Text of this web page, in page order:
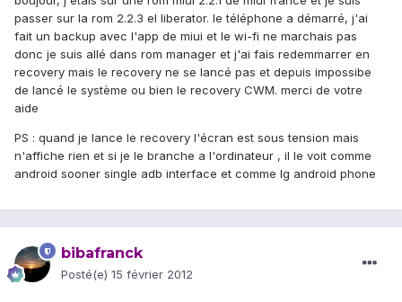
passer sur la rom 2.2.3 el liberator. le téléphone a démarré, j'ai
fait un backup avec l'app de miui et le wi-fi ne marchais pas
donc je suis allé dans rom manager et j'ai fais redemmarrer en
recovery mais le recovery ne se lancé pas et depuis impossibe
de lancé le système ou bien le recovery CWM. merci de votre
aide
PS : quand je lance le recovery l'écran est sous tension mais
n'affiche rien et si je le branche a l'ordinateur , il le voit comme
android sooner single adb interface et comme lg android phone
bibafranck
Posté(e) 15 février 2012